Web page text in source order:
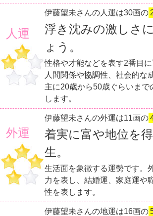
人運
伊藤望未さんの人運は30画の
浮き沈みの激しさ
ょう。
性格や才能などを表す2番目に
人間関係や協調性、社会的な
主に20歳から50歳ぐらいまで
します。
外運
伊藤望未さんの外運は11画の
着実に富や地位を
生。
生活面を象徴する運勢です。
力を表し、結婚運、家庭運や
性を表します。
伊藤望未さんの地運は16画の